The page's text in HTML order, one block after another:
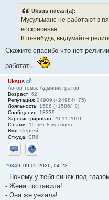
Uksus писал(а):
Мусульмане не работают в
воскресенье.
Кто-нибудь, выдумайте
Скажите спасибо что нет
работать.
Uksus
Автор темы, Администратор
Возраст: 62
Репутация: 24909 (+24984/−75)
Лояльность: 1586 (+1586/−0)
Сообщения: 13339
Зарегистрирован: 20.11.2010
С нами: 15 лет 8 месяцев
Имя: Сергей
Откуда: СПб
Отправить личное
Сайт
#9349 09.05.2026, 04:23
- Почему у тебя синяк под
- Жена поставила!
- Она же уехала!